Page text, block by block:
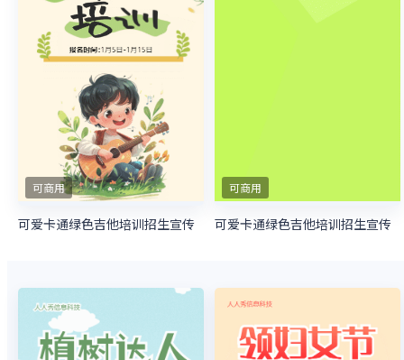
可商用
可爱卡通绿色吉他培训招生宣传
可商用
可爱卡通绿色吉他培训招生宣传